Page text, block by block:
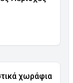
χωράφια